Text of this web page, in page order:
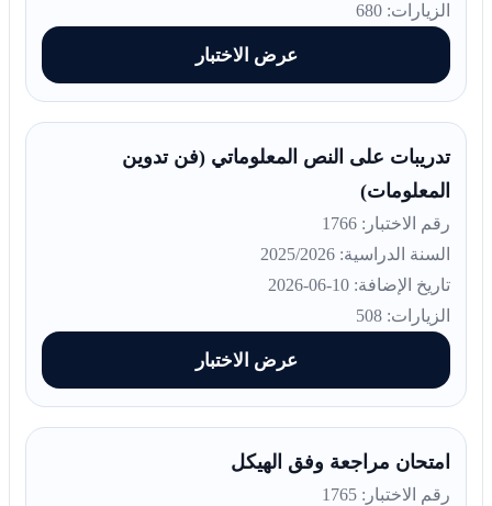
الزيارات: 680
عرض الاختبار
تدريبات على النص المعلوماتي (فن تدوين
المعلومات)
رقم الاختبار: 1766
السنة الدراسية: 2025/2026
تاريخ الإضافة: 10-06-2026
الزيارات: 508
عرض الاختبار
امتحان مراجعة وفق الهيكل
رقم الاختبار: 1765